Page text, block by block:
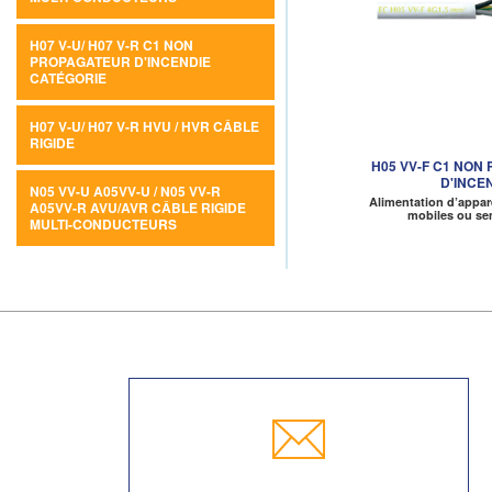
H07 V-U/ H07 V-R C1 NON
PROPAGATEUR D'INCENDIE
CATÉGORIE
H07 V-U/ H07 V-R HVU / HVR CÂBLE
RIGIDE
N05 VV-U A05VV-U / N05 VV-R
A05VV-R AVU/AVR CÂBLE RIGIDE
MULTI-CONDUCTEURS
H05 VV-F C1 NON
Alimentation
mobiles ou